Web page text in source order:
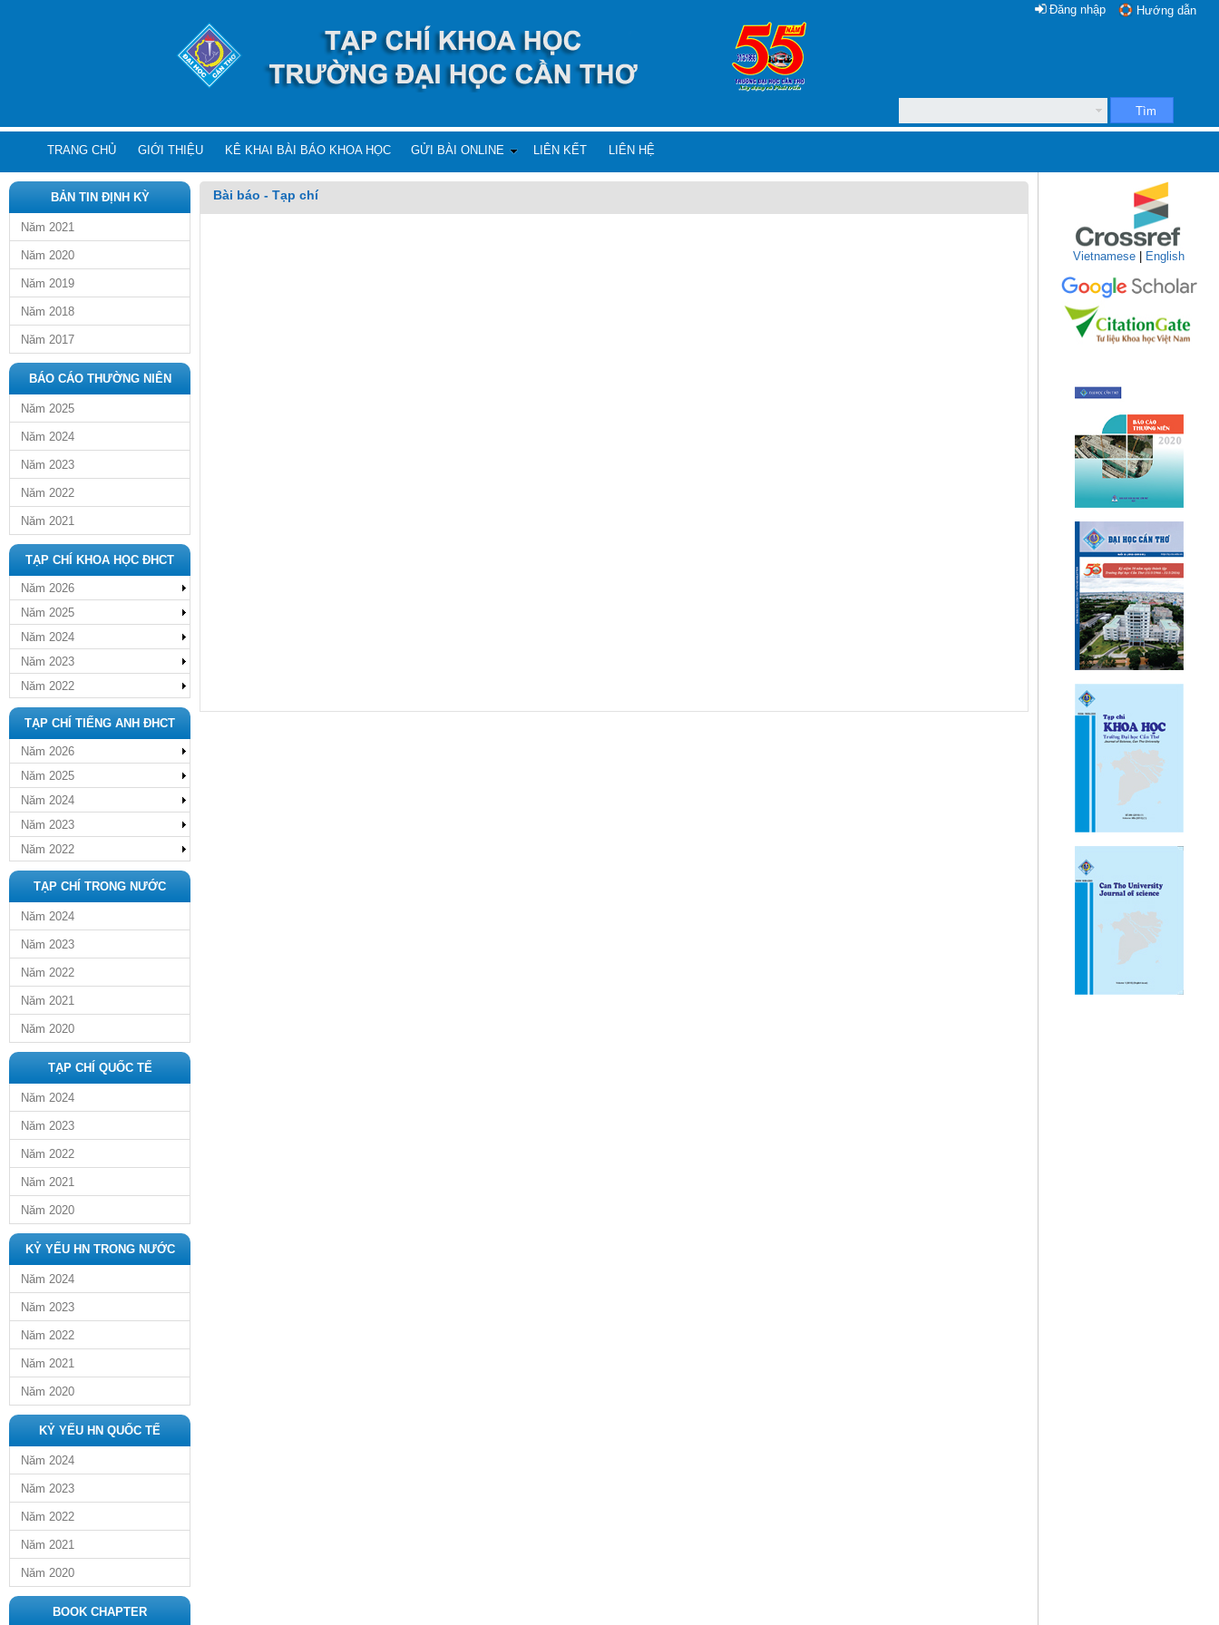
Hướng dẫn
Đăng nhập
Tìm
TRANG CHỦ GIỚI THIỆU KÊ KHAI BÀI BÁO KHOA HỌC GỬI BÀI ONLINE LIÊN KẾT LIÊN HỆ
BẢN TIN ĐỊNH KỲ
Năm 2021
Năm 2020
Năm 2019
Năm 2018
Năm 2017
BÁO CÁO THƯỜNG NIÊN
Năm 2025
Năm 2024
Năm 2023
Năm 2022
Năm 2021
TẠP CHÍ KHOA HỌC ĐHCT
Năm 2026
Năm 2025
Năm 2024
Năm 2023
Năm 2022
TẠP CHÍ TIẾNG ANH ĐHCT
Năm 2026
Năm 2025
Năm 2024
Năm 2023
Năm 2022
TẠP CHÍ TRONG NƯỚC
Năm 2024
Năm 2023
Năm 2022
Năm 2021
Năm 2020
TẠP CHÍ QUỐC TẾ
Năm 2024
Năm 2023
Năm 2022
Năm 2021
Năm 2020
KỶ YẾU HN TRONG NƯỚC
Năm 2024
Năm 2023
Năm 2022
Năm 2021
Năm 2020
KỶ YẾU HN QUỐC TẾ
Năm 2024
Năm 2023
Năm 2022
Năm 2021
Năm 2020
BOOK CHAPTER
Bài báo - Tạp chí
Vietnamese English